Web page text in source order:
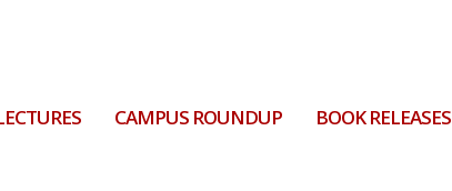
CAMPUS ROUNDUP BOOK RELEASES